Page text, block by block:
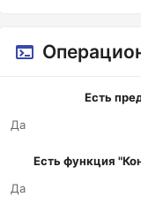
Есть
Да
Есть функция
Да